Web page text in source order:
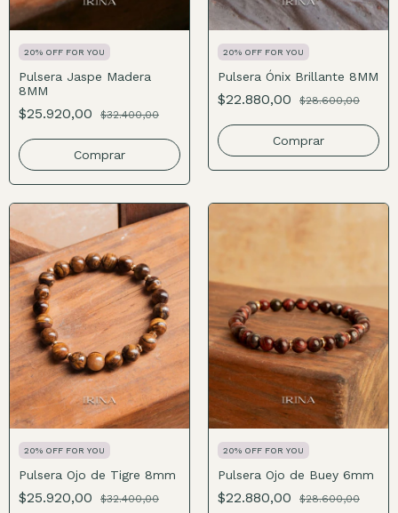
20% OFF FOR YOU
Pulsera Jaspe Madera
8MM
$25.920,00 $32.400,00
Comprar
20% OFF FOR YOU
Pulsera Ónix Brillante 8MM
$22.880,00 $28.600,00
Comprar
20% OFF FOR YOU
Pulsera Ojo de Tigre 8mm
$25.920,00 $32.400,00
20% OFF FOR YOU
Pulsera Ojo de Buey 6mm
$22.880,00 $28.600,00